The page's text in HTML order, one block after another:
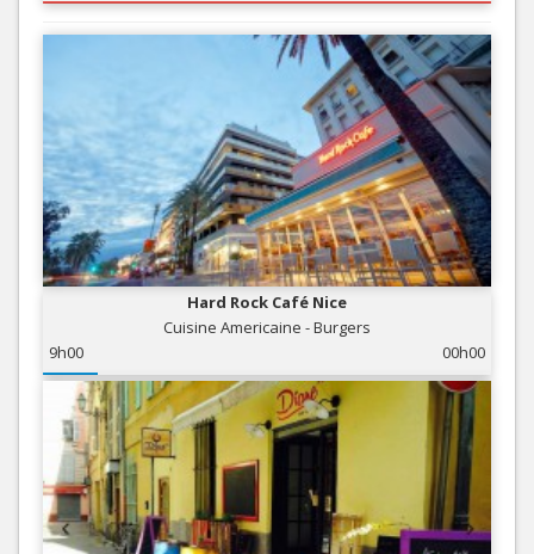
Hard Rock Café Nice
Cuisine Americaine - Burgers
9h00
00h00